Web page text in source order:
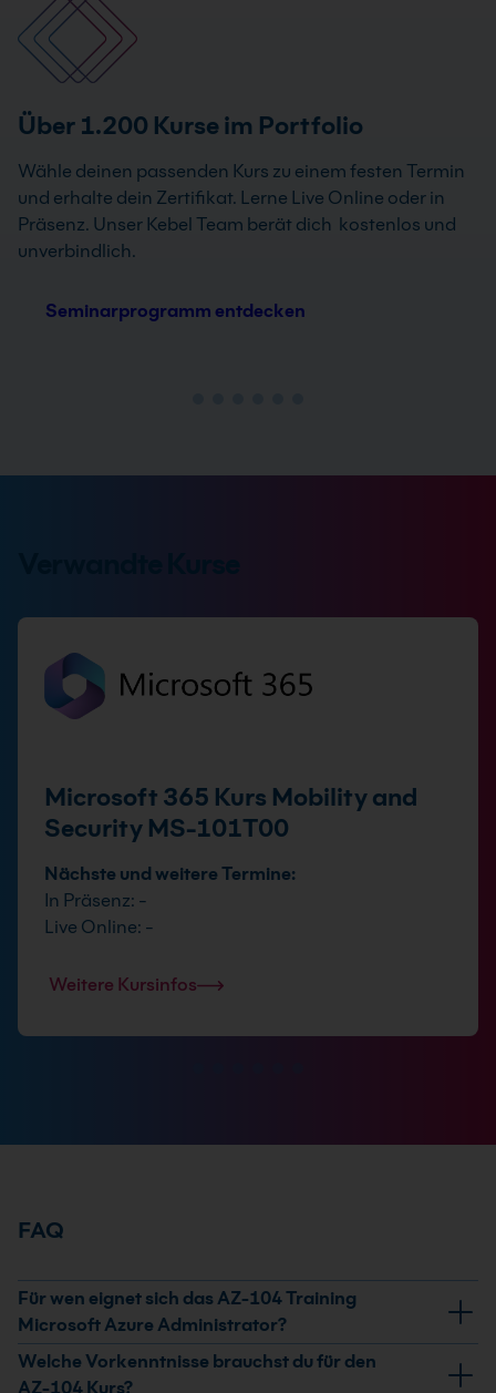
Über 1.200 Kurse im Portfolio
Wähle deinen passenden Kurs zu einem festen Termin
und erhalte dein Zertifikat. Lerne Live Online oder in
Präsenz. Unser Kebel Team berät dich kostenlos und
unverbindlich.
Seminarprogramm entdecken
Microsoft 365 Kurs Mobility and
Security MS-101T00
Nächste und weitere Termine:
In Präsenz: -
Live Online: -
Weitere Kursinfos
FAQ
Für wen eignet sich das AZ-104 Training
Microsoft Azure Administrator?
Das Seminar richtet sich an IT-Fachkräfte, die Azure-
Ressourcen administrieren oder diese Rolle
Welche Vorkenntnisse brauchst du für den
AZ-104 Kurs?